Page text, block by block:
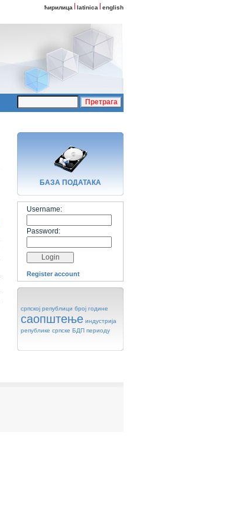
ћирилица latinica english
БАЗA ПОДАТАКА
Username:
Password:
Register account
српској републици број године
саопштење индустрија
републике српске БДП периоду